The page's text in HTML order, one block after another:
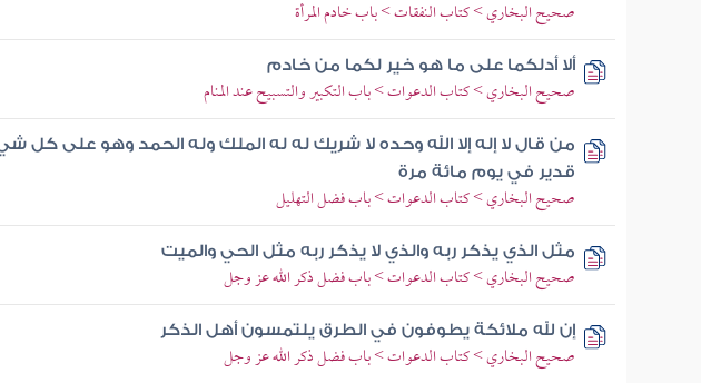
صحيح البخاري > كتاب النفقات > باب خادم المرأة
ألا أدلكما على ما هو خير لكما من خادم
صحيح البخاري > كتاب الدعوات > باب التكبير والتسبيح عند المنام
من قال لا إله إلا الله وحده لا شريك له له الملك وله الحمد وهو على كل
قدير في يوم مائة مرة
صحيح البخاري > كتاب الدعوات > باب فضل التهليل
مثل الذي يذكر ربه والذي لا يذكر ربه مثل الحي والميت
صحيح البخاري > كتاب الدعوات > باب فضل ذكر الله عز وجل
إن لله ملائكة يطوفون في الطرق يلتمسون أهل الذكر
صحيح البخاري > كتاب الدعوات > باب فضل ذكر الله عز وجل